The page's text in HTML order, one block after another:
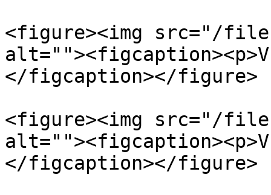
<figure><img src="/
</figcaption></figure>
<figure><img src="/
</figcaption></figure>